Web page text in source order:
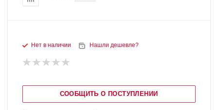
Нет в наличии Нашли дешевле?
СООБЩИТЬ О ПОСТУПЛЕНИИ